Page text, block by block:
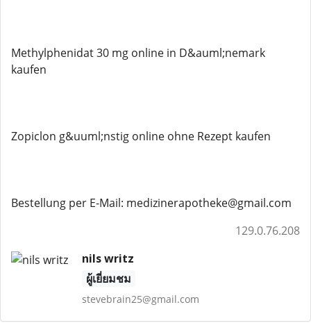
Methylphenidat 30 mg online in D&auml;nemark
kaufen
Zopiclon g&uuml;nstig online ohne Rezept kaufen
Bestellung per E-Mail: medizinerapotheke@gmail.com
129.0.76.208
nils writz
ผู้เยี่ยมชม
stevebrain25@gmail.com